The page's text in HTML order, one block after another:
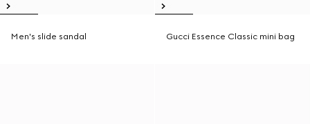
Men's slide sandal Gucci Essence Classic mini bag